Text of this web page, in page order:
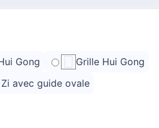
Gong
Grille Hui Gong
avec guide ovale